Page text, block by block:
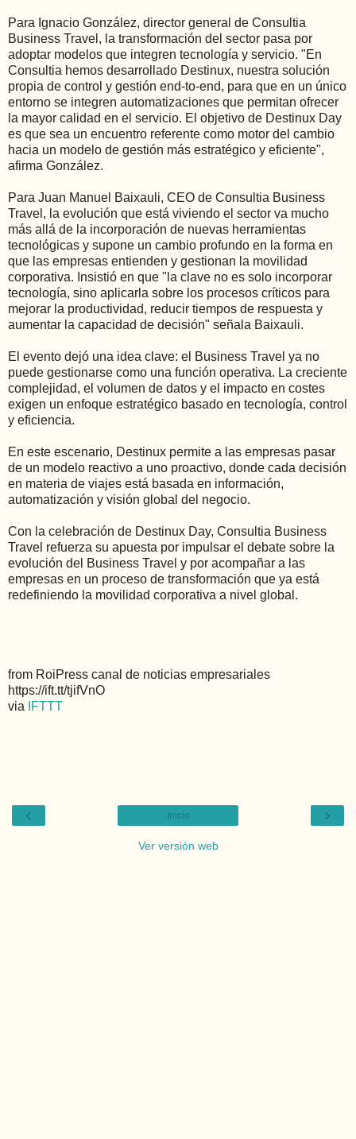
Para Ignacio González, director general de Consultia
Business Travel, la transformación del sector pasa por
adoptar modelos que integren tecnología y servicio. "En
Consultia hemos desarrollado Destinux, nuestra solución
propia de control y gestión end-to-end, para que en un único
entorno se integren automatizaciones que permitan ofrecer
la mayor calidad en el servicio. El objetivo de Destinux Day
es que sea un encuentro referente como motor del cambio
hacia un modelo de gestión más estratégico y eficiente",
afirma González.
Para Juan Manuel Baixauli, CEO de Consultia Business
Travel, la evolución que está viviendo el sector va mucho
más allá de la incorporación de nuevas herramientas
tecnológicas y supone un cambio profundo en la forma en
que las empresas entienden y gestionan la movilidad
corporativa. Insistió en que "la clave no es solo incorporar
tecnología, sino aplicarla sobre los procesos críticos para
mejorar la productividad, reducir tiempos de respuesta y
aumentar la capacidad de decisión" señala Baixauli.
El evento dejó una idea clave: el Business Travel ya no
puede gestionarse como una función operativa. La creciente
complejidad, el volumen de datos y el impacto en costes
exigen un enfoque estratégico basado en tecnología, control
y eficiencia.
En este escenario, Destinux permite a las empresas pasar
de un modelo reactivo a uno proactivo, donde cada decisión
en materia de viajes está basada en información,
automatización y visión global del negocio.
Con la celebración de Destinux Day, Consultia Business
Travel refuerza su apuesta por impulsar el debate sobre la
evolución del Business Travel y por acompañar a las
empresas en un proceso de transformación que ya está
redefiniendo la movilidad corporativa a nivel global.
from RoiPress canal de noticias empresariales
https://ift.tt/tjifVnO
via
IFTTT
‹ ›
Inicio
Ver versión web